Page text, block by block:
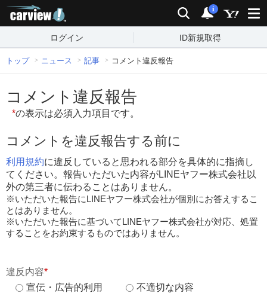
検索 通知
i
ログイン ID新規取得
トップ ニュース 記事 コメント違反報告
コメント違反報告
*の表示は必須入力項目です。
コメントを違反報告する前に
利用規約に違反していると思われる部分を具体的に指摘し
てください。報告いただいた内容がLINEヤフー株式会社以
外の第三者に伝わることはありません。
※いただいた報告にLINEヤフー株式会社が個別にお答えするこ
とはありません。
※いただいた報告に基づいてLINEヤフー株式会社が対応、処置
することをお約束するものではありません。
違反内容*
宣伝・広告的利用
不適切な内容